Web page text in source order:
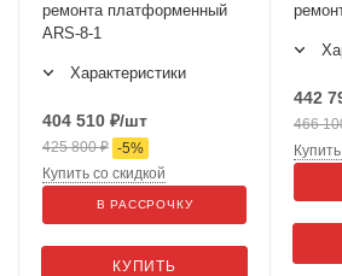
ремонта платформенный
ARS-8-1
Характеристики
404 510 ₽/шт
425 800₽ -5%
КУПИТЬ
Купить со скидкой
В РАССРОЧКУ
442
466